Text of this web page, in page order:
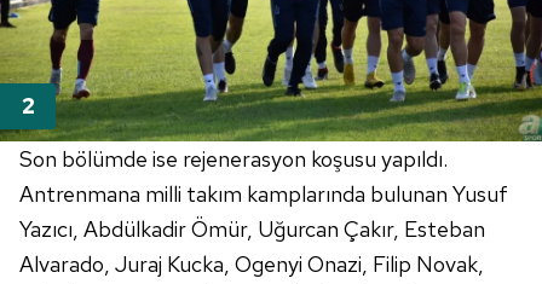
Son bölümde ise rejenerasyon koşusu yapıldı.
Antrenmana milli takım kamplarında bulunan Yusuf
Yazıcı, Abdülkadir Ömür, Uğurcan Çakır, Esteban
Alvarado, Juraj Kucka, Ogenyi Onazi, Filip Novak,